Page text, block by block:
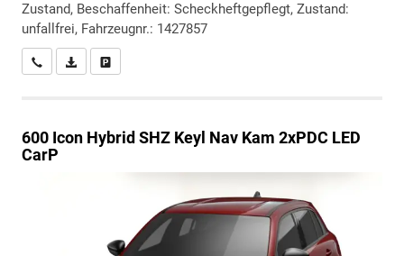
Zustand, Beschaffenheit: Scheckheftgepflegt, Zustand:
unfallfrei, Fahrzeugnr.: 1427857
Wir rufen Sie anPDF-Datei, Fahrzeugexposé drucken
600 Icon Hybrid SHZ Keyl Nav Kam 2xPDC LED
CarP